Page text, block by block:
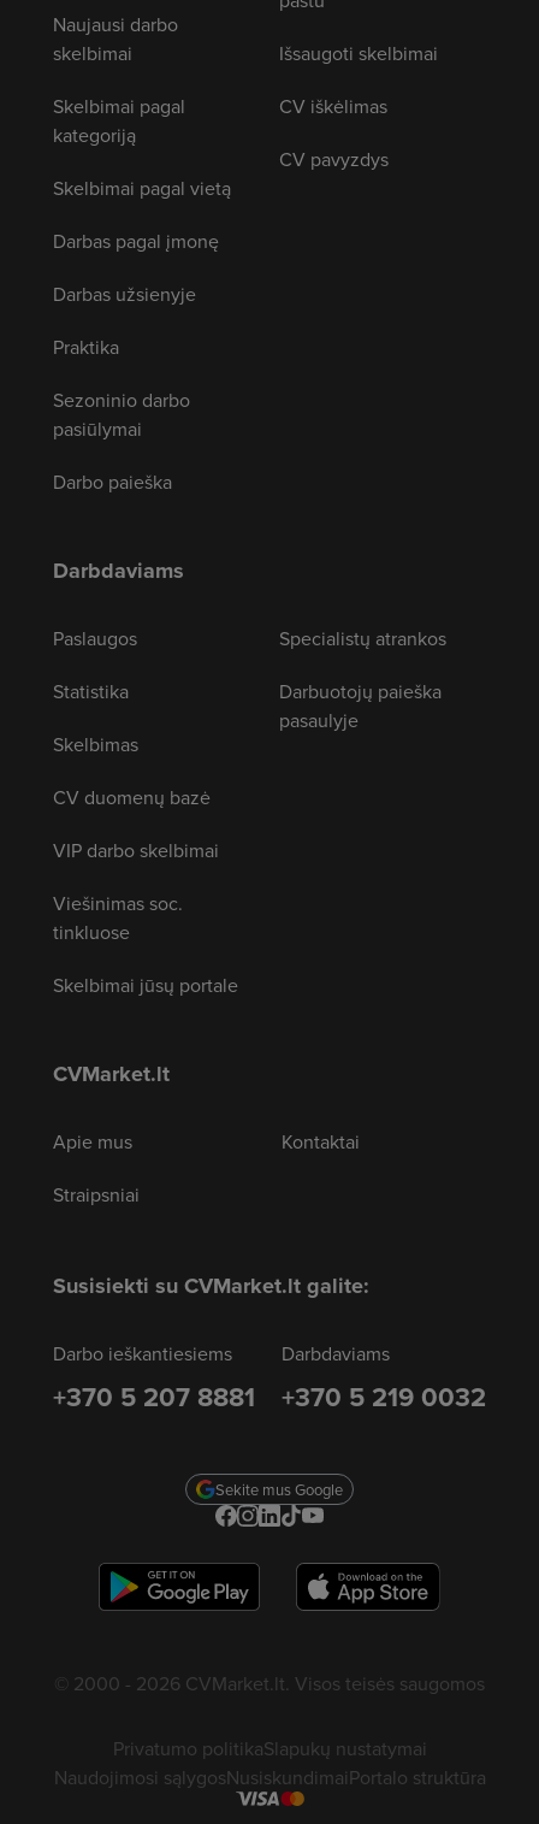
Naujausi darbo
skelbimai
Skelbimai pagal
kategoriją
Skelbimai pagal vietą
Darbas pagal įmonę
Darbas užsienyje
Praktika
Sezoninio darbo
pasiūlymai
Darbo paieška
Išsaugoti skelbimai
CV iškėlimas
CV pavyzdys
Darbdaviams
Paslaugos
Statistika
Skelbimas
CV duomenų bazė
VIP darbo skelbimai
Viešinimas soc.
tinkluose
Skelbimai jūsų portale
Specialistų atrankos
Darbuotojų paieška
pasaulyje
CVMarket.lt
Apie mus
Straipsniai
Kontaktai
Susisiekti su CVMarket.lt galite:
Darbo ieškantiesiems
+370 5 207 8881
Darbdaviams
+370 5 219 0032
Sekite mus Google
© 2000 - 2026 CVMarket.lt. Visos teisės saugomos
Privatumo politikaSlapukų nustatymai
Naudojimosi sąlygosNusiskundimaiPortalo struktūra